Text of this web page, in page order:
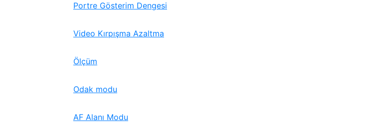
Portre Gösterim Dengesi
Video Kırpışma Azaltma
Ölçüm
Odak modu
AF Alanı Modu